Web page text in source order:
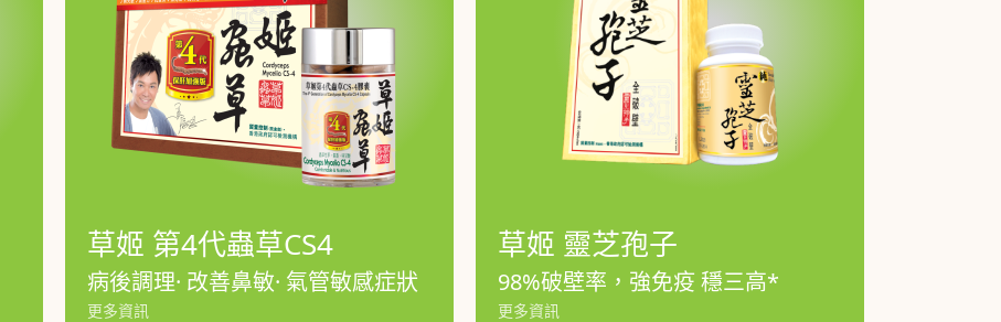
草姬 第4代蟲草CS4
病後調理· 改善鼻敏· 氣管敏感症狀
更多資訊
草姬 靈芝孢子
98%破壁率，強免疫 穩三高*
更多資訊